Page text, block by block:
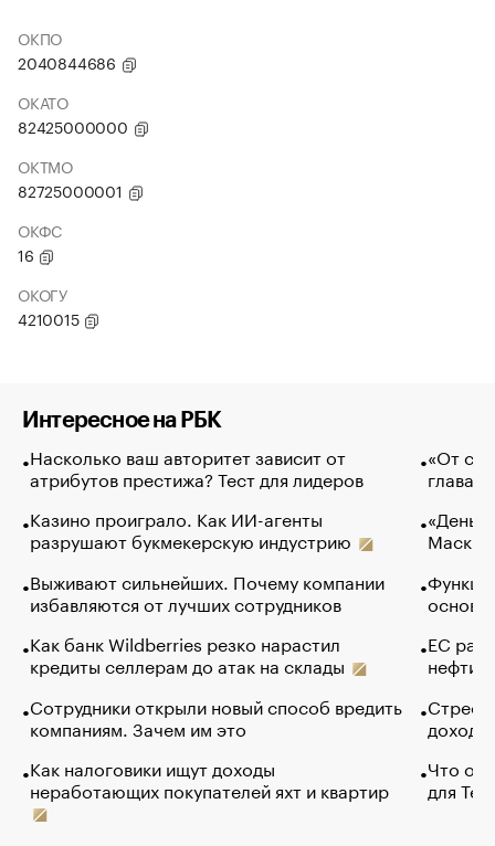
ОКПО
2040844686
ОКАТО
82425000000
ОКТМО
82725000001
ОКФС
16
ОКОГУ
4210015
Интересное на РБК
Насколько ваш авторитет зависит от
атрибутов престижа? Тест для лидеров
Казино проиграло. Как ИИ-агенты
разрушают букмекерскую индустрию
Выживают сильнейших. Почему компании
избавляются от лучших сотрудников
Как банк Wildberries резко нарастил
кредиты селлерам до атак на склады
Сотрудники открыли новый способ вредить
компаниям. Зачем им это
Как налоговики ищут доходы
неработающих покупателей яхт и квартир
«От
глава
Маск в
основ
ЕС
нефти
Что
для